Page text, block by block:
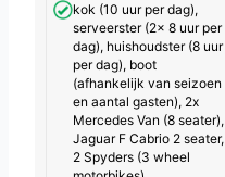
kok (10 uur per dag),
serveerster (2x 8 uur per
dag), huishoudster (8 uur
per dag), boot
(afhankelijk van seizoen
en aantal gasten), 2x
Mercedes Van (8 seater),
Jaguar F Cabrio 2 seater,
2 Spyders (3 wheel